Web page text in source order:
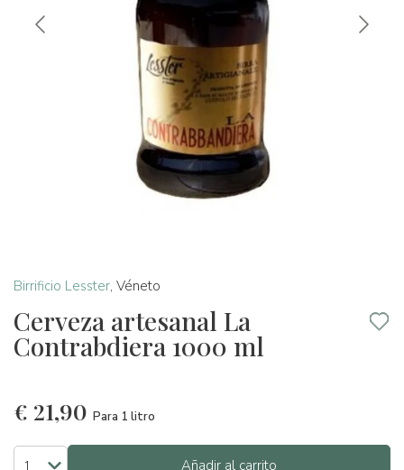
Birrificio Lesster, Véneto
Cerveza artesanal La
Contrabdiera 1000 ml
€ 21,90 Para 1 litro
Añadir al carrito